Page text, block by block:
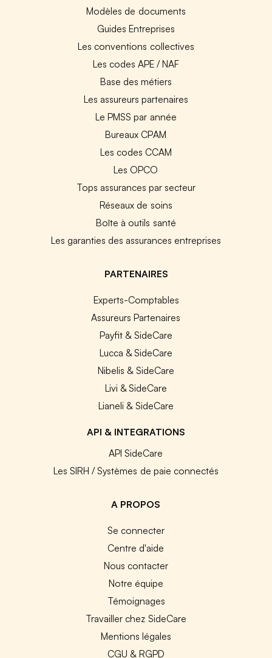
Modèles de documents
Guides Entreprises
Les conventions collectives
Les codes APE / NAF
Base des métiers
Les assureurs partenaires
Le PMSS par année
Bureaux CPAM
Les codes CCAM
Les OPCO
Tops assurances par secteur
Réseaux de soins
Boîte à outils santé
Les garanties des assurances entreprises
PARTENAIRES
Experts-Comptables
Assureurs Partenaires
Payfit & SideCare
Lucca & SideCare
Nibelis & SideCare
Livi & SideCare
Lianeli & SideCare
API & INTEGRATIONS
API SideCare
Les SIRH / Systèmes de paie connectés
A PROPOS
Se connecter
Centre d'aide
Nous contacter
Notre équipe
Témoignages
Travailler chez SideCare
Mentions légales
CGU & RGPD